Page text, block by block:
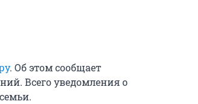
. Об этом сообщает
Всего уведомления о